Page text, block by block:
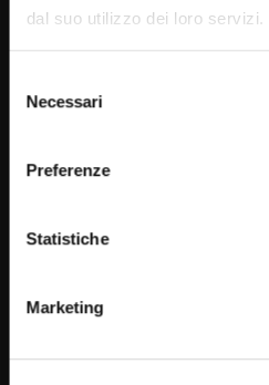
dal suo utilizzo dei loro servizi.
delNecessari
Preferenze
Statistiche
Marketing
04:41
STAFF
0
9.6K